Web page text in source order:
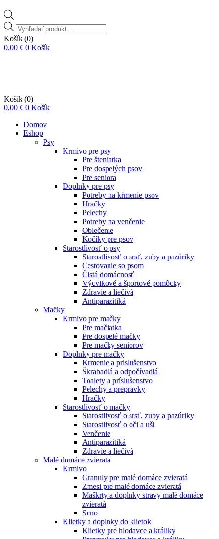
Vyhľadávanie
produktov
Košík (0)
0,00 € 0 Košík
Košík (0)
0,00 € 0 Košík
Domov
Eshop
Psy
Krmivo pre psy
Pre šteniatka
Pre dospelých psov
Pre seniora
Doplnky pre psy
Potreby na kŕmenie psov
Hračky
Pelechy
Potreby na venčenie
Oblečenie
Kočíky pre psov
Starostlivosť o psy
Starostlivosť o srsť, zuby a pazúriky
Cestovanie so psom
Čistá domácnosť
Výcvikové a športové pomôcky
Zdravie a liečivá
Antiparazitiká
Mačky
Krmivo pre mačky
Pre mačiatka
Pre dospelé mačky
Pre mačky seniorov
Doplnky pre mačky
Krmenie a prislušenstvo
Škrabadlá a odpočívadlá
Toalety а príslušenstvo
Pelechy a prepravky
Hračky
Starostlivosť o mačky
Starostlivosť o srsť, zuby a pazúriky
Starostlivosť o oči a uši
Venčenie
Antiparazitiká
Zdravie a liečivá
Malé domáce zvieratá
Krmivo
Granuly pre malé domáce zvieratá
Zmesi pre malé domáce zvieratá
Maškrty a doplnky stravy malé domáce
zvieratá
Seno
Klietky a doplnky do klietok
Klietky pre hlodavce a králiky